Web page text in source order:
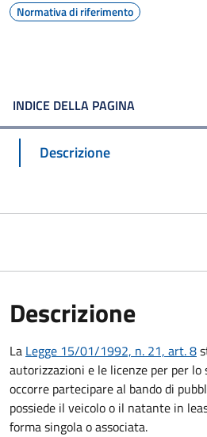
Normativa di riferimento
INDICE DELLA PAGINA
Descrizione
Descrizione
La Legge 15/01/1992, n. 21, art. 8
autorizzazioni e le licenze per per
occorre partecipare al bando di
possiede il veicolo o il natante in
forma singola o associata.